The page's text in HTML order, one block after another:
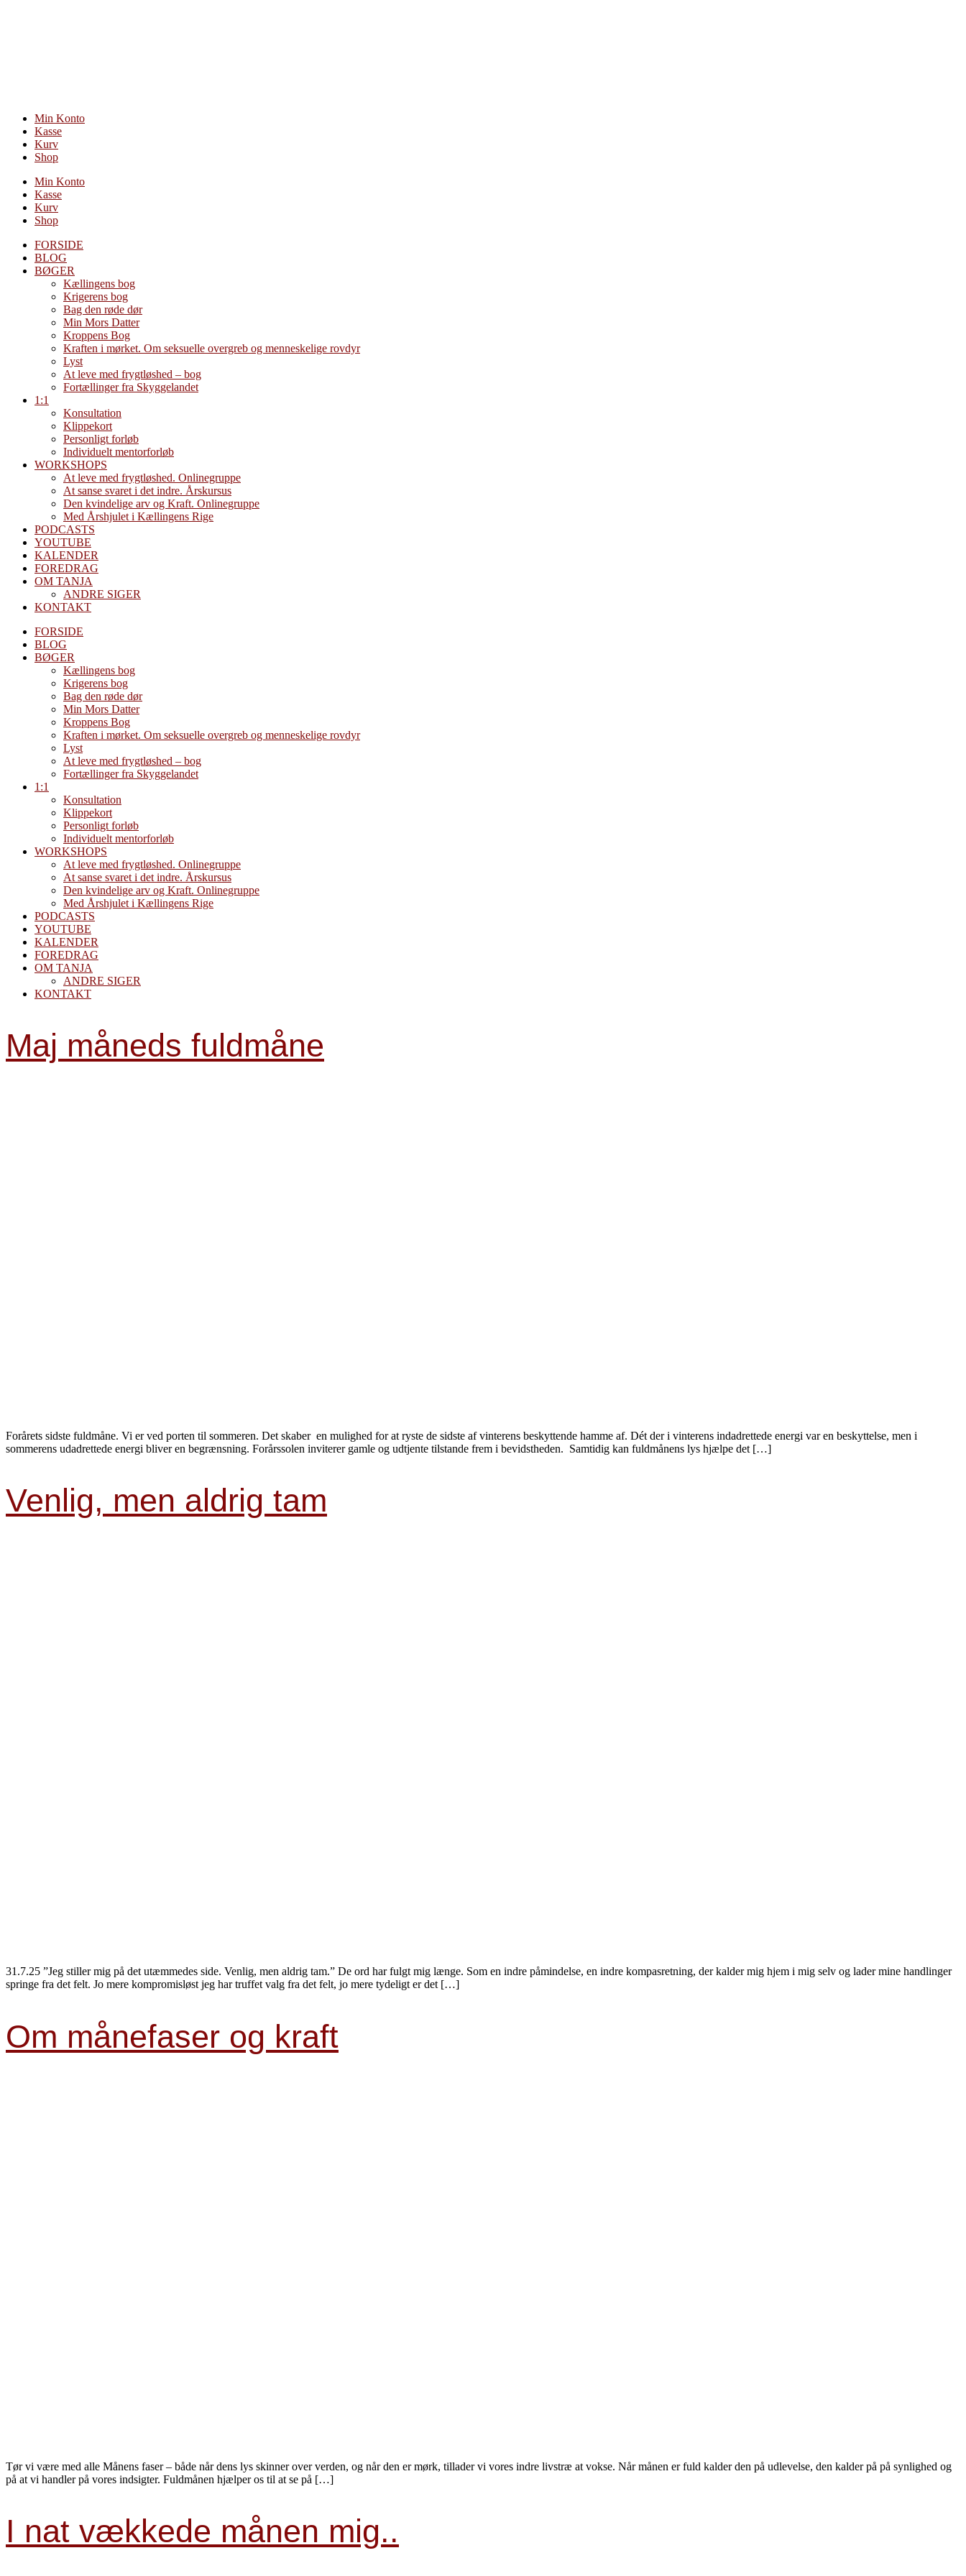
Min Konto
Kasse
Kurv
Shop
Min Konto
Kasse
Kurv
Shop
FORSIDE
BLOG
BØGER
Kællingens bog
Krigerens bog
Bag den røde dør
Min Mors Datter
Kroppens Bog
Kraften i mørket. Om seksuelle overgreb og menneskelige rovdyr
Lyst
At leve med frygtløshed – bog
Fortællinger fra Skyggelandet
1:1
Konsultation
Klippekort
Personligt forløb
Individuelt mentorforløb
WORKSHOPS
At leve med frygtløshed. Onlinegruppe
At sanse svaret i det indre. Årskursus
Den kvindelige arv og Kraft. Onlinegruppe
Med Årshjulet i Kællingens Rige
PODCASTS
YOUTUBE
KALENDER
FOREDRAG
OM TANJA
ANDRE SIGER
KONTAKT
FORSIDE
BLOG
BØGER
Kællingens bog
Krigerens bog
Bag den røde dør
Min Mors Datter
Kroppens Bog
Kraften i mørket. Om seksuelle overgreb og menneskelige rovdyr
Lyst
At leve med frygtløshed – bog
Fortællinger fra Skyggelandet
1:1
Konsultation
Klippekort
Personligt forløb
Individuelt mentorforløb
WORKSHOPS
At leve med frygtløshed. Onlinegruppe
At sanse svaret i det indre. Årskursus
Den kvindelige arv og Kraft. Onlinegruppe
Med Årshjulet i Kællingens Rige
PODCASTS
YOUTUBE
KALENDER
FOREDRAG
OM TANJA
ANDRE SIGER
KONTAKT
Maj måneds fuldmåne
Forårets sidste fuldmåne. Vi er ved porten til sommeren. Det skaber en mulighed for at ryste de sidste af vinterens beskyttende hamme af. Dét der i vinterens indadrettede energi var en beskyttelse, men i
sommerens udadrettede energi bliver en begrænsning. Forårssolen inviterer gamle og udtjente tilstande frem i bevidstheden. Samtidig kan fuldmånens lys hjælpe det […]
Venlig, men aldrig tam
31.7.25 ”Jeg stiller mig på det utæmmedes side. Venlig, men aldrig tam.” De ord har fulgt mig længe. Som en indre påmindelse, en indre kompasretning, der kalder mig hjem i mig selv og lader mine handlinger
springe fra det felt. Jo mere kompromisløst jeg har truffet valg fra det felt, jo mere tydeligt er det […]
Om månefaser og kraft
Tør vi være med alle Månens faser – både når dens lys skinner over verden, og når den er mørk, tillader vi vores indre livstræ at vokse. Når månen er fuld kalder den på udlevelse, den kalder på på synlighed og
på at vi handler på vores indsigter. Fuldmånen hjælper os til at se på […]
I nat vækkede månen mig..